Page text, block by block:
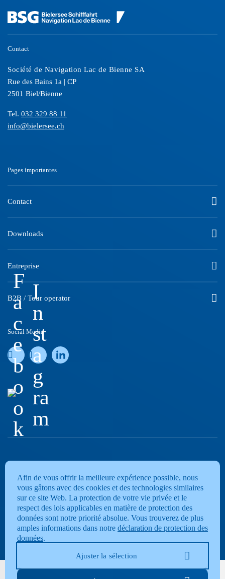
Contact
Société de Navigation Lac de Bienne SA
Rue des Bains 1a | CP
2501 Biel/Bienne
Tel. 032 329 88 11
info@bielersee.ch
Pages importantes
Contact
Downloads
Entreprise
B2B / Tour operator
Social Media
F
a
c
e
b
o
o
k
I
n
st
a
g
ra
m
Afin de vous offrir la meilleure expérience possible, nous
vous gâtons avec des cookies et des technologies similaires
sur ce site Web. La protection de votre vie privée et le
respect des lois applicables en matière de protection des
données sont notre priorité absolue. Vous trouverez de plus
amples informations dans notre déclaration de protection des
données.
Ajuster la sélection